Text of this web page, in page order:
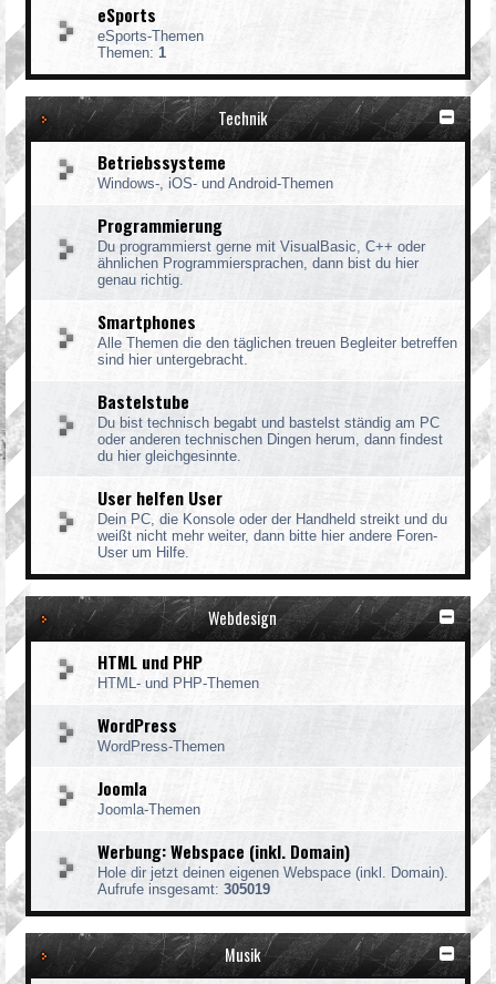
eSports
eSports-Themen
Themen: 1
Technik
Betriebssysteme
Windows-, iOS- und Android-Themen
Programmierung
Du programmierst gerne mit VisualBasic, C++ oder
ähnlichen Programmiersprachen, dann bist du hier
genau richtig.
Smartphones
Alle Themen die den täglichen treuen Begleiter betreffen
sind hier untergebracht.
Bastelstube
Du bist technisch begabt und bastelst ständig am PC
oder anderen technischen Dingen herum, dann findest
du hier gleichgesinnte.
User helfen User
Dein PC, die Konsole oder der Handheld streikt und du
weißt nicht mehr weiter, dann bitte hier andere Foren-
User um Hilfe.
Webdesign
HTML und PHP
HTML- und PHP-Themen
WordPress
WordPress-Themen
Joomla
Joomla-Themen
Werbung: Webspace (inkl. Domain)
Hole dir jetzt deinen eigenen Webspace (inkl. Domain).
Aufrufe insgesamt: 305019
Musik